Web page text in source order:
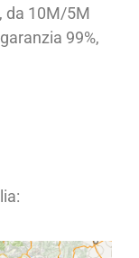
da 10M/5M
99%,